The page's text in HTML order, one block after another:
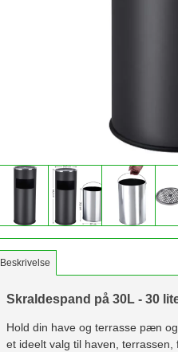
Beskrivelse
Skraldespand på 30L - 30
Hold din have og terrasse pæn
et ideelt valg til haven, terrassen,